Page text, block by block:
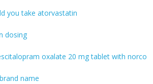
you take atorvastatin
dosing
oxalate 20 mg tablet with norco
name